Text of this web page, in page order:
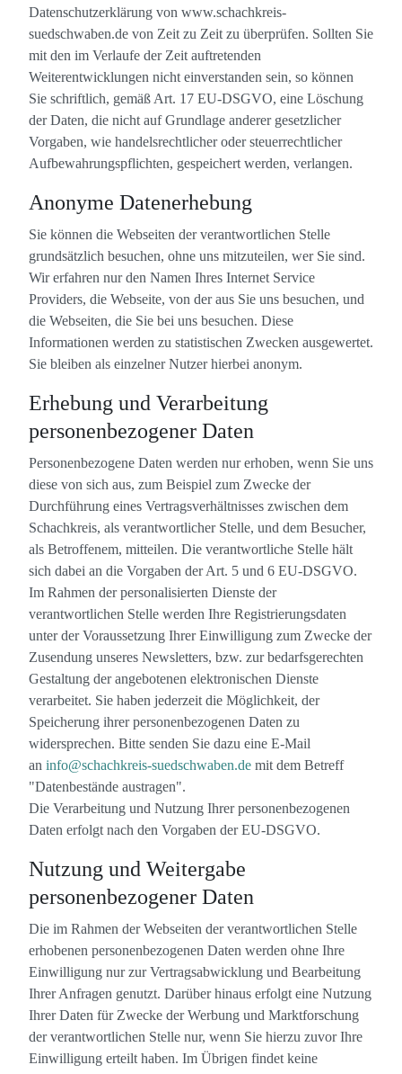
Datenschutzerklärung von www.schachkreis-
suedschwaben.de von Zeit zu Zeit zu überprüfen. Sollten Sie
mit den im Verlaufe der Zeit auftretenden
Weiterentwicklungen nicht einverstanden sein, so können
Sie schriftlich, gemäß Art. 17 EU-DSGVO, eine Löschung
der Daten, die nicht auf Grundlage anderer gesetzlicher
Vorgaben, wie handelsrechtlicher oder steuerrechtlicher
Aufbewahrungspflichten, gespeichert werden, verlangen.
Anonyme Datenerhebung
Sie können die Webseiten der verantwortlichen Stelle
grundsätzlich besuchen, ohne uns mitzuteilen, wer Sie sind.
Wir erfahren nur den Namen Ihres Internet Service
Providers, die Webseite, von der aus Sie uns besuchen, und
die Webseiten, die Sie bei uns besuchen. Diese
Informationen werden zu statistischen Zwecken ausgewertet.
Sie bleiben als einzelner Nutzer hierbei anonym.
Erhebung und Verarbeitung
personenbezogener Daten
Personenbezogene Daten werden nur erhoben, wenn Sie uns
diese von sich aus, zum Beispiel zum Zwecke der
Durchführung eines Vertragsverhältnisses zwischen dem
Schachkreis, als verantwortlicher Stelle, und dem Besucher,
als Betroffenem, mitteilen. Die verantwortliche Stelle hält
sich dabei an die Vorgaben der Art. 5 und 6 EU-DSGVO.
Im Rahmen der personalisierten Dienste der
verantwortlichen Stelle werden Ihre Registrierungsdaten
unter der Voraussetzung Ihrer Einwilligung zum Zwecke der
Zusendung unseres Newsletters, bzw. zur bedarfsgerechten
Gestaltung der angebotenen elektronischen Dienste
verarbeitet. Sie haben jederzeit die Möglichkeit, der
Speicherung ihrer personenbezogenen Daten zu
widersprechen. Bitte senden Sie dazu eine E-Mail
an info@schachkreis-suedschwaben.de mit dem Betreff
"Datenbestände austragen".
Die Verarbeitung und Nutzung Ihrer personenbezogenen
Daten erfolgt nach den Vorgaben der EU-DSGVO.
Nutzung und Weitergabe
personenbezogener Daten
Die im Rahmen der Webseiten der verantwortlichen Stelle
erhobenen personenbezogenen Daten werden ohne Ihre
Einwilligung nur zur Vertragsabwicklung und Bearbeitung
Ihrer Anfragen genutzt. Darüber hinaus erfolgt eine Nutzung
Ihrer Daten für Zwecke der Werbung und Marktforschung
der verantwortlichen Stelle nur, wenn Sie hierzu zuvor Ihre
Einwilligung erteilt haben. Im Übrigen findet keine